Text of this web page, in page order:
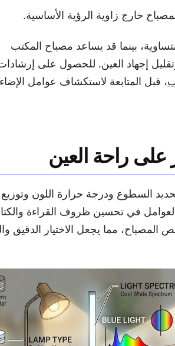
خارج زاوية الرؤية الأساسية.
بينما قد يساعد مصباح المكتب
إجهاد العين. للحصول على
، قبل المتابعة لاستكشاف عوامل
على راحة العين
السطوع ودرجة حرارة اللون
في تحسين ظروف القراءة
مما يجعل الاختيار الدقيق